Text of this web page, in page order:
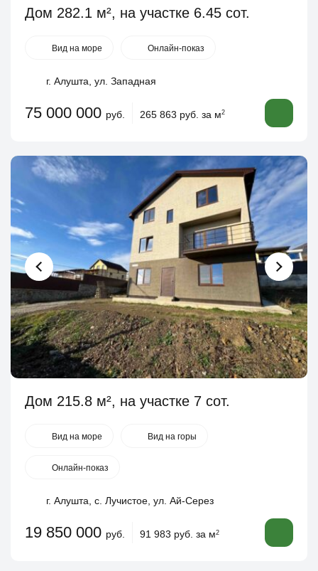
Дом 282.1 м², на участке 6.45 сот.
Вид на море Онлайн-показ
г. Алушта, ул. Западная
75 000 000 руб. 265 863 руб. за м2
Дом 215.8 м², на участке 7 сот.
Вид на море Вид на горы
Онлайн-показ
г. Алушта, с. Лучистое, ул. Ай-Серез
19 850 000 руб. 91 983 руб. за м2